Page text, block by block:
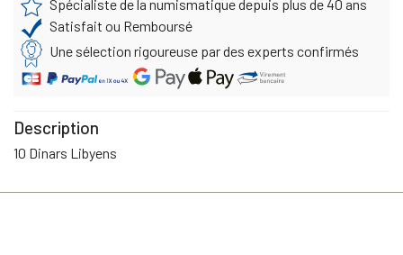
Spécialiste de la numismatique depuis plus de 40 ans
Satisfait ou Remboursé
Une sélection rigoureuse par des experts confirmés
Description
10 Dinars Libyens